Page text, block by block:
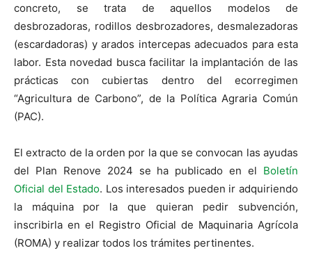
concreto, se trata de aquellos modelos de
desbrozadoras, rodillos desbrozadores, desmalezadoras
(escardadoras) y arados intercepas adecuados para esta
labor. Esta novedad busca facilitar la implantación de las
prácticas con cubiertas dentro del ecorregimen
“Agricultura de Carbono”, de la Política Agraria Común
(PAC).
El extracto de la orden por la que se convocan las ayudas
del Plan Renove 2024 se ha publicado en el Boletín
Oficial del Estado. Los interesados pueden ir adquiriendo
la máquina por la que quieran pedir subvención,
inscribirla en el Registro Oficial de Maquinaria Agrícola
(ROMA) y realizar todos los trámites pertinentes.